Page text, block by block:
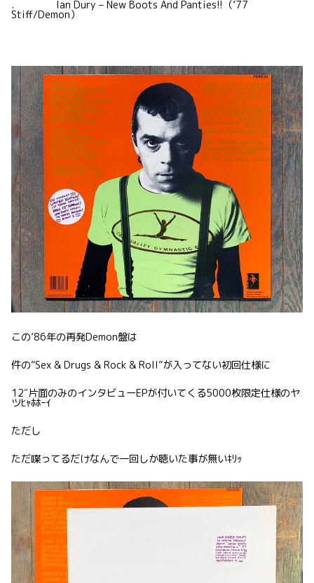
. Ian Dury – New Boots And Panties!!（’77
Stiff/Demon）
この’86年の再発Demon盤は
件の”Sex & Drugs & Rock & Roll”が入ってない初回仕様に
12″片面のみのインタビューEPが付いてくる5000枚限定仕様のヤ
ツﾋｬﾎﾎｰｲ
ただし
ただ喋ってるだけなんで一回しか聴いた事が無いｷﾘｯ